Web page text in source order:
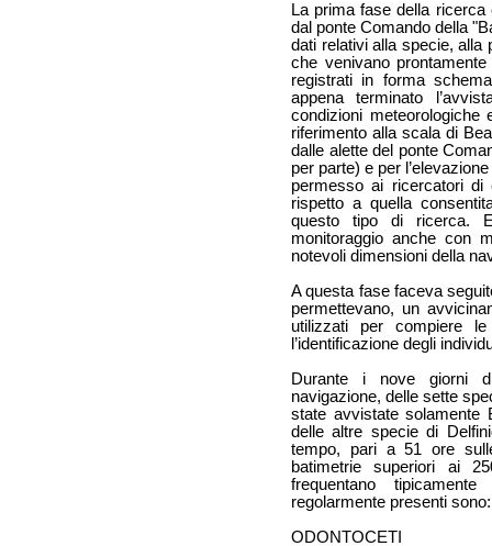
La prima fase della ricerca
dal ponte Comando della
dati relativi alla specie, alla
che venivano
registrati in forma
appena terminato
condizioni
riferimento alla scala di
dalle alette del ponte
per parte) e per
permesso ai ricercatori
rispetto a quella
questo tipo di ricerca.
monitoraggio anche con
notevoli dimensioni della
A questa fase faceva
permettevano, un
utilizzati per compiere
l’identificazione degli
Durante i nove giorni
navigazione, delle sette
state avvistate solamente
delle altre specie di
tempo, pari a 51 ore
batimetrie superiori ai
frequentano
regolarmente presenti sono:
ODONTOCETI